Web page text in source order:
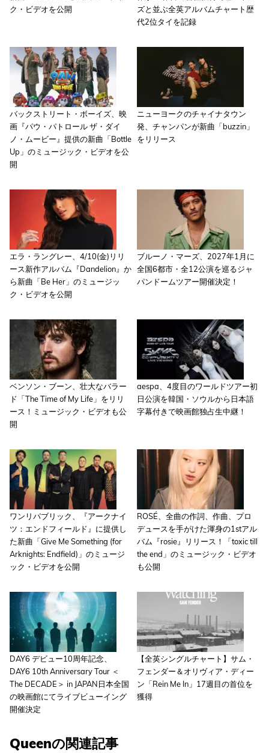
ク・ビデオを公開
ズと並ぶ全英アルバムチャート歴
代2位タイを記録
バックストリート・ボーイズ、映
画『パウ・パトロール ザ・ダイ
ノ・ムービー』提供の新曲「Bottle
Up」のミュージック・ビデオを公
開
ニューヨークのチャイナタウン
発、チャンパンが新曲「buzzin」
をリリース
エラ・ラングレー、4/10(金)リリ
ース新作アルバム『Dandelion』か
ら新曲「Be Her」のミュージッ
ク・ビデオを公開
ブルーノ・マーズ、2027年1月に
全国6都市・全12公演を巡るジャ
パンドームツアー開催決定！
ベンソン・ブーン、壮大なバラー
ド「The Time of My Life」をリリ
ース！ミュージック・ビデオも公
開
aespa、4度目のワールドツアー初
日公演を韓国・ソウルから日本語
字幕付きで映画館独占生中継！
ワンリパブリック、『アークナイ
ツ：エンドフィールド』に提供し
た新曲「Give Me Something (for
Arknights: Endfield)」のミュージ
ック・ビデオを公開
ROSÉ、全曲の作詞、作曲、プロ
デュースを手がけた渾身の1stアル
バム『rosie』リリース！「toxic till
the end」のミュージック・ビデオ
も公開
DAY6 デビュー10周年記念、
DAY6 10th Anniversary Tour ＜
The DECADE＞ in JAPAN日本全国
の映画館にてライブビューイング
開催決定
【全英シングルチャート】サム・
フェンダー＆オリヴィア・ディー
ン「Rein Me In」17週目の首位を
獲得
Queenの関連記事